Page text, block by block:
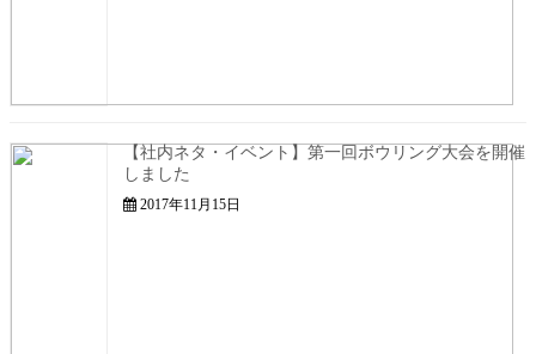
【社内ネタ・イベント】第一回ボウリング大会を開催
しました
2017年11月15日